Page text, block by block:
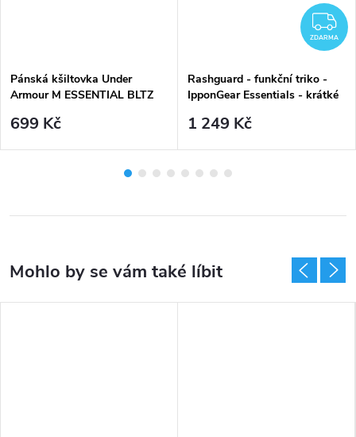
Pánská kšiltovka Under
Armour M ESSENTIAL BLTZ
699 Kč
ZDARMA
Rashguard - funkční triko -
IpponGear Essentials - krátké
1 249 Kč